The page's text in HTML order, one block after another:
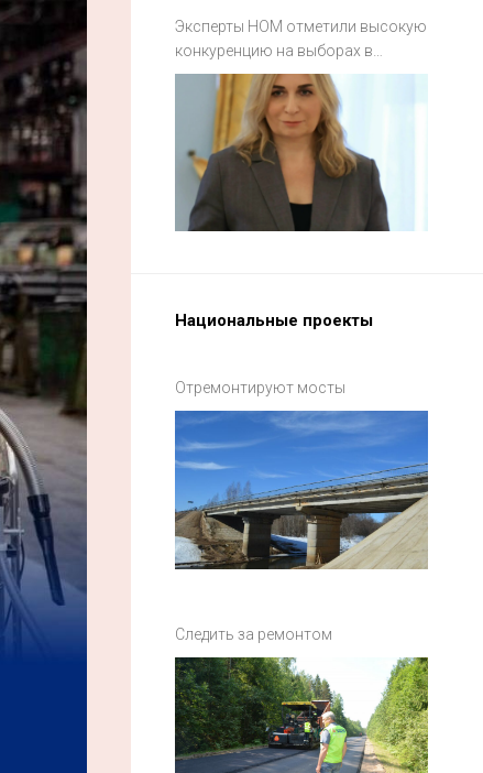
Эксперты НОМ отметили высокую
конкуренцию на выборах в
Смоленской области
Национальные проекты
Отремонтируют мосты
Следить за ремонтом